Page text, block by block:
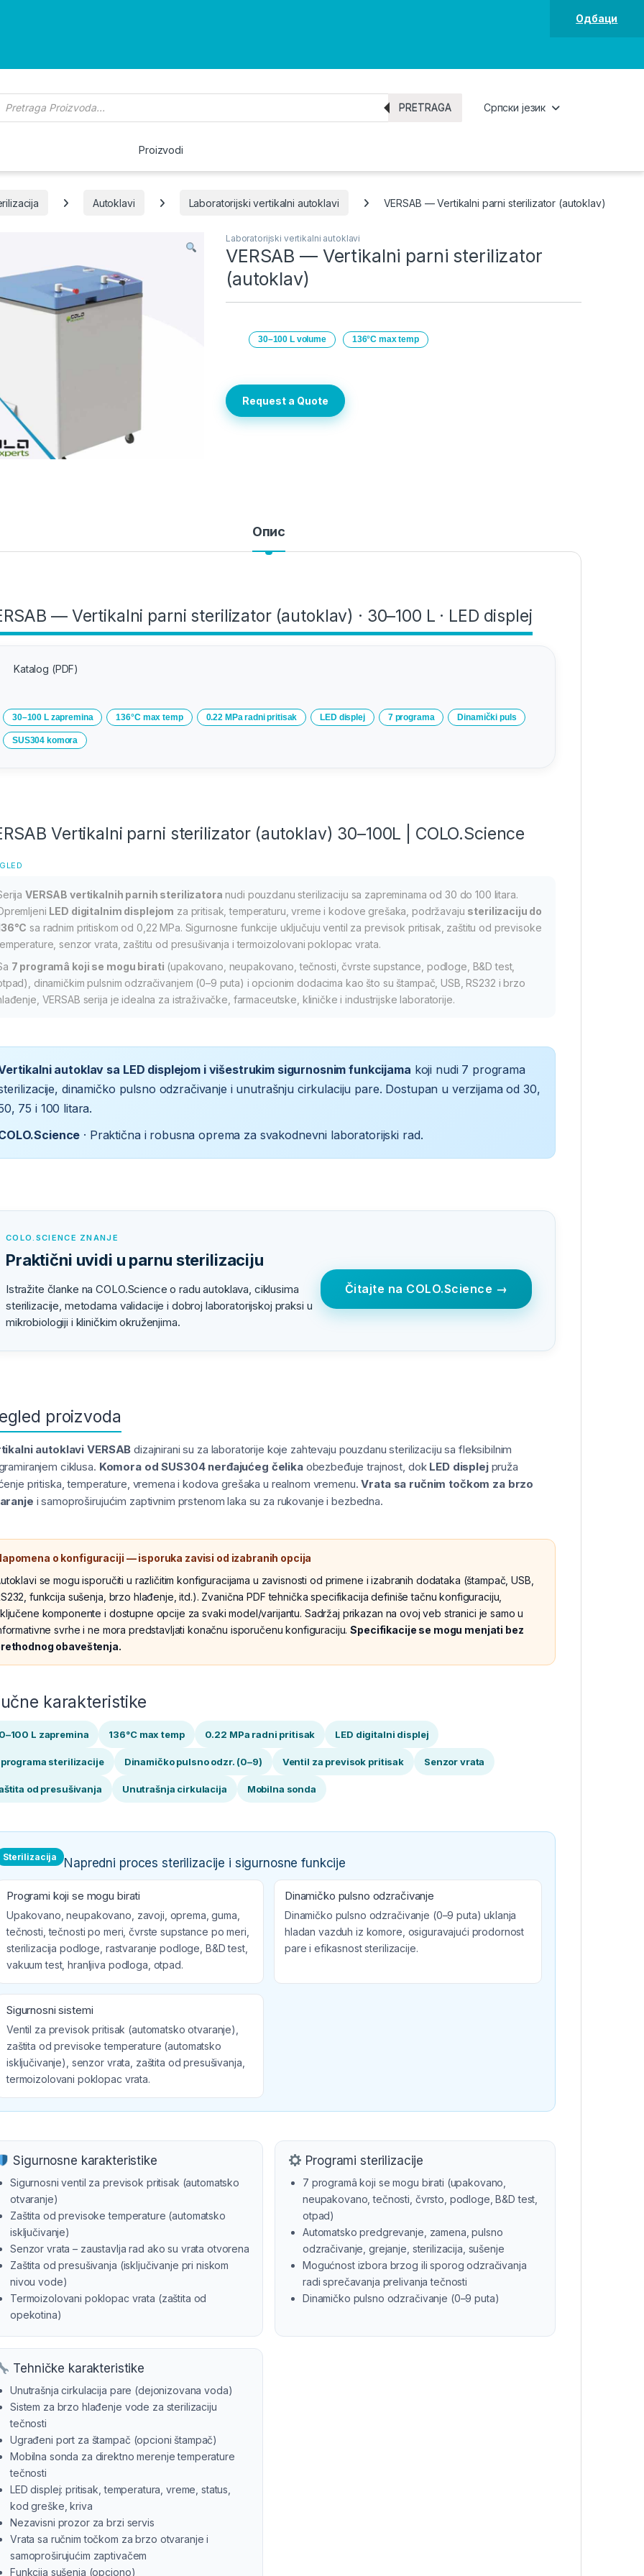
Одбаци
search
PRETRAGA Српски језик
Proizvodi
Autoklavi Laboratorijski vertikalni autoklavi VERSAB — Vertikalni parni sterilizator (autoklav)
Laboratorijski vertikalni autoklavi
VERSAB — Vertikalni parni sterilizator
(autoklav)
30–100 L volume 136°C max temp
Request a Quote
Опис
— Vertikalni parni sterilizator (autoklav) · 30–100 L · LED displej
Katalog (PDF)
30–100 L zapremina 136°C max temp 0.22 MPa radni pritisak LED displej 7 programa Dinamički puls
SUS304 komora
Vertikalni parni sterilizator (autoklav) 30–100L | COLO.Science
VERSAB vertikalnih parnih sterilizatora nudi pouzdanu sterilizaciju sa zapreminama od 30 do 100 litara.
LED digitalnim displejom za pritisak, temperaturu, vreme i kodove grešaka, podržavaju sterilizaciju do
sa radnim pritiskom od 0,22 MPa. Sigurnosne funkcije uključuju ventil za previsok pritisak, zaštitu od previsoke
senzor vrata, zaštitu od presušivanja i termoizolovani poklopac vrata.
7 programâ koji se mogu birati (upakovano, neupakovano, tečnosti, čvrste supstance, podloge, B&D test,
dinamičkim pulsnim odzračivanjem (0–9 puta) i opcionim dodacima kao što su štampač, USB, RS232 i brzo
VERSAB serija je idealna za istraživačke, farmaceutske, kliničke i industrijske laboratorije.
autoklav sa LED displejom i višestrukim sigurnosnim funkcijama koji nudi 7 programa
dinamičko pulsno odzračivanje i unutrašnju cirkulaciju pare. Dostupan u verzijama od 30,
75 i 100 litara.
· Praktična i robusna oprema za svakodnevni laboratorijski rad.
COLO.SCIENCE ZNANJE
Praktični uvidi u parnu sterilizaciju
Istražite članke na COLO.Science o radu autoklava, ciklusima
sterilizacije, metodama validacije i dobroj laboratorijskoj praksi u
mikrobiologiji i kliničkim okruženjima.
Čitajte na COLO.Science →
proizvoda
autoklavi VERSAB dizajnirani su za laboratorije koje zahtevaju pouzdanu sterilizaciju sa fleksibilnim
ciklusa. Komora od SUS304 nerđajućeg čelikaobezbeđuje trajnost, dok LED displejpruža
pritiska, temperature, vremena i kodova grešaka u realnom vremenu.Vrata sa ručnim točkom za brzo
i samoproširujućim zaptivnim prstenom laka su za rukovanje i bezbedna.
o konfiguraciji — isporuka zavisi od izabranih opcija
se mogu isporučiti u različitim konfiguracijama u zavisnosti od primene i izabranih dodataka (štampač, USB,
funkcija sušenja, brzo hlađenje, itd.). Zvanična PDF tehnička specifikacija definiše tačnu konfiguraciju,
komponente i dostupne opcije za svaki model/varijantu. Sadržaj prikazan na ovoj veb stranici je samo u
svrhe i ne mora predstavljati konačnu isporučenu konfiguraciju.Specifikacije se mogu menjati bez
obaveštenja.
karakteristike
L zapremina 136°C max temp 0.22 MPa radni pritisak LED digitalni displej
programa sterilizacije Dinamičko pulsno odzr. (0–9) Ventil za previsok pritisak Senzor vrata
od presušivanja Unutrašnja cirkulacija Mobilna sonda
Sterilizacija Napredni proces sterilizacije i sigurnosne funkcije
Programi koji se mogu birati
Upakovano, neupakovano, zavoji, oprema, guma,
tečnosti, tečnosti po meri, čvrste supstance po meri,
sterilizacija podloge, rastvaranje podloge, B&D test,
vakuum test, hranljiva podloga, otpad.
Dinamičko pulsno odzračivanje
Dinamičko pulsno odzračivanje (0–9 puta) uklanja
hladan vazduh iz komore, osiguravajući prodornost
pare i efikasnost sterilizacije.
Sigurnosni sistemi
Ventil za previsok pritisak (automatsko otvaranje),
zaštita od previsoke temperature (automatsko
isključivanje), senzor vrata, zaštita od presušivanja,
termoizolovani poklopac vrata.
Sigurnosne karakteristike
Sigurnosni ventil za previsok pritisak (automatsko
otvaranje)
Zaštita od previsoke temperature (automatsko
isključivanje)
Senzor vrata – zaustavlja rad ako su vrata otvorena
Zaštita od presušivanja (isključivanje pri niskom
nivou vode)
Termoizolovani poklopac vrata (zaštita od
opekotina)
Programi sterilizacije
7 programâ koji se mogu birati (upakovano,
neupakovano, tečnosti, čvrsto, podloge, B&D test,
otpad)
Automatsko predgrevanje, zamena, pulsno
odzračivanje, grejanje, sterilizacija, sušenje
Mogućnost izbora brzog ili sporog odzračivanja
radi sprečavanja prelivanja tečnosti
Dinamičko pulsno odzračivanje (0–9 puta)
Tehničke karakteristike
Unutrašnja cirkulacija pare (dejonizovana voda)
Sistem za brzo hlađenje vode za sterilizaciju
tečnosti
Ugrađeni port za štampač (opcioni štampač)
Mobilna sonda za direktno merenje temperature
tečnosti
LED displej: pritisak, temperatura, vreme, status,
kod greške, kriva
Nezavisni prozor za brzi servis
Vrata sa ručnim točkom za brzo otvaranje i
samoproširujućim zaptivačem
Funkcija sušenja (opciono)